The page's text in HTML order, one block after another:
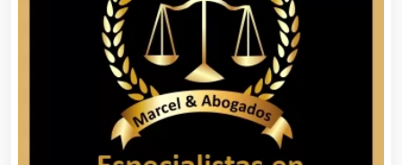
Análisis de Aguas
Animadores de Eventos